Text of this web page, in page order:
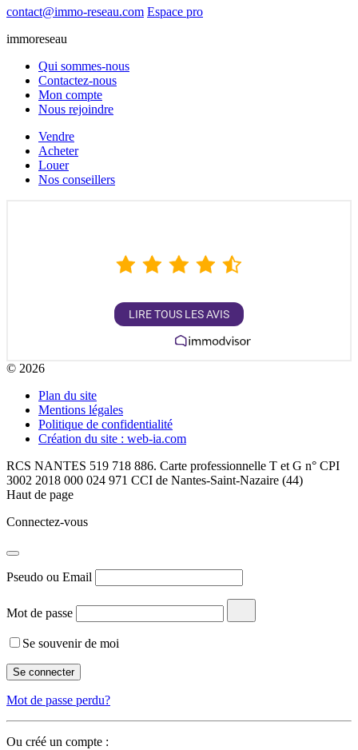
contact@immo-reseau.com Espace pro
immoreseau
Qui sommes-nous
Contactez-nous
Mon compte
Nous rejoindre
Vendre
Acheter
Louer
Nos conseillers
LIRE TOUS LES AVIS
© 2026
Plan du site
Mentions légales
Politique de confidentialité
Création du site : web-ia.com
RCS NANTES 519 718 886. Carte professionnelle T et G n° CPI
3002 2018 000 024 971 CCI de Nantes-Saint-Nazaire (44)
Haut de page
Connectez-vous
Pseudo ou Email
Mot de passe
Se souvenir de moi
Mot de passe perdu?
Ou créé un compte :